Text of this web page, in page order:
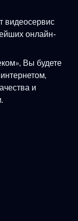
видеосервис
онлайн-
Вы будете
и